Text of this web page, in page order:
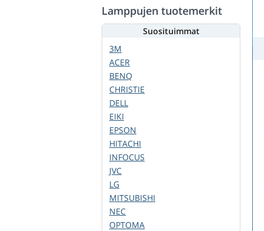
Lamppujen tuotemerkit
Suosituimmat
3M
ACER
BENQ
CHRISTIE
DELL
EIKI
EPSON
HITACHI
INFOCUS
JVC
LG
MITSUBISHI
NEC
OPTOMA